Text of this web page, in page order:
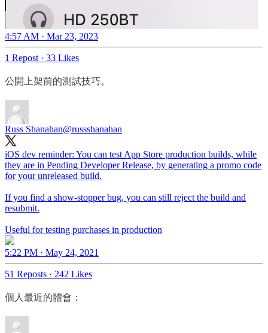
4:57 AM · Mar 23, 2023
1 Repost · 33 Likes
公開上架前的測試技巧。
Russ Shanahan@russshanahan
iOS dev reminder: You can test App Store production builds, while
they are in Pending Developer Release, by generating a promo code
for your unreleased build.
If you find a show-stopper bug, you can still reject the build and
resubmit.
Useful for testing purchases in production
5:22 PM · May 24, 2021
51 Reposts · 242 Likes
個人最近的體會：